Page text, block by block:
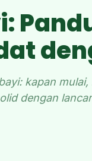
kapan
dengan